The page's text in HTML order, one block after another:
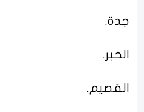
جدة.
الخبر.
القصيم.